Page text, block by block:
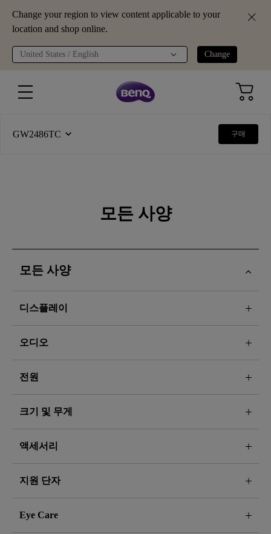
Change your region to view content applicable to your
location and shop online.
United States / English Change
GW2486TC 구매
모든 사양
모든 사양
디스플레이
오디오
전원
크기 및 무게
액세서리
지원 단자
Eye Care